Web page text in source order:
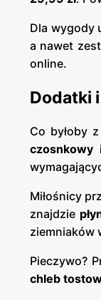
Dla wygody
a nawet
online.
Dodatki
Co byłoby
czosnkowy i
Miłośnicy
znajdzie
ziemniaków
Pieczywo?
chleb